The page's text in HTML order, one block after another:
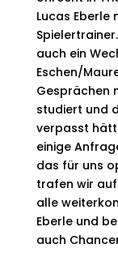
Lucas Eberle
auch ein
Eschen/
Gesprächen
studiert und
verpasst
einige
das für uns
trafen wir auf
alle
Eberle und
auch